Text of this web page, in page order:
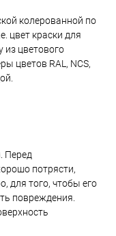
колерованной по
цвет краски для
из цветового
цветов RAL, NCS,
Перед
потрясти,
для того, чтобы его
повреждения.